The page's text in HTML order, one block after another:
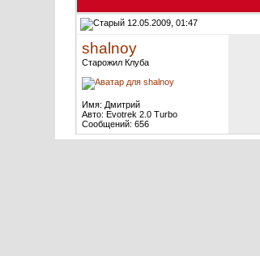
12.05.2009, 01:47
shalnoy
Старожил Клуба
Имя: Дмитрий
Авто: Evotrek 2.0 Turbo
Сообщений: 656